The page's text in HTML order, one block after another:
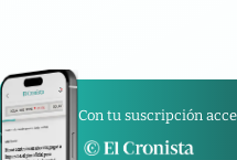
Con tu suscripción